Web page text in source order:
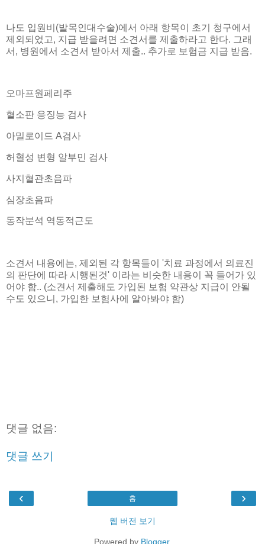
나도 입원비(발목인대수술)에서 아래 항목이 초기 청구에서
제외되었고, 지급 받을려면 소견서를 제출하라고 한다. 그래
서, 병원에서 소견서 받아서 제출.. 추가로 보험금 지급 받음.
오마프원페리주
혈소판 응징능 검사
아밀로이드 A검사
허혈성 변형 알부민 검사
사지혈관초음파
심장초음파
동작분석 역동적근도
소견서 내용에는, 제외된 각 항목들이 '치료 과정에서 의료진
의 판단에 따라 시행된것' 이라는 비슷한 내용이 꼭 들어가 있
어야 함.. (소견서 제출해도 가입된 보험 약관상 지급이 안될
수도 있으니, 가입한 보험사에 알아봐야 함)
댓글 없음:
댓글 쓰기
‹ ›
홈
웹 버전 보기
Powered by Blogger.